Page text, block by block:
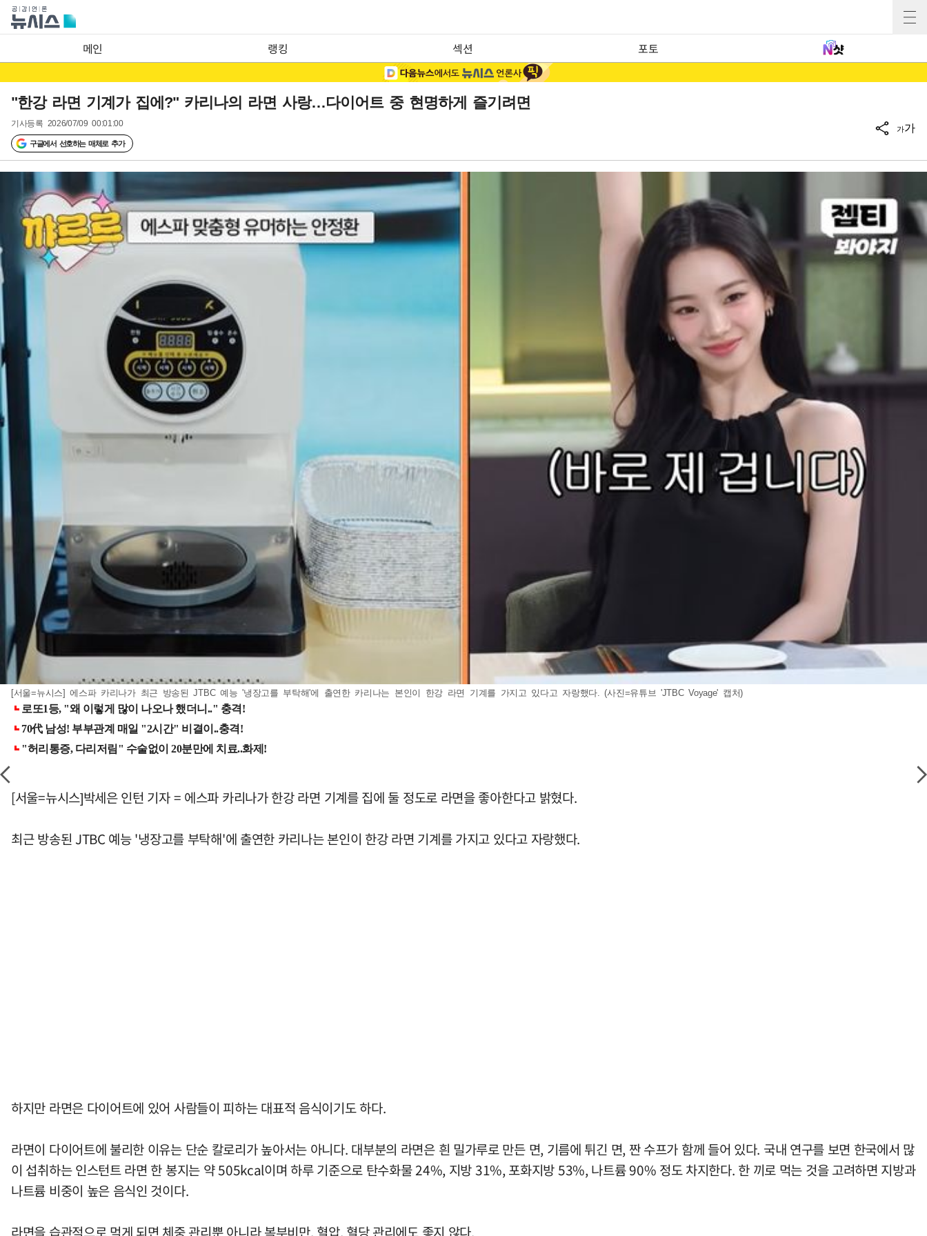
메인 랭킹 섹션 포토
"한강 라면 기계가 집에?" 카리나의 라면 사랑…다이어트 중 현명하게 즐기려면
기사등록 2026/07/09 00:01:00
구글에서 선호하는 매체로 추가
가가
[서울=뉴시스] 에스파 카리나가 최근 방송된 JTBC 예능 '냉장고를 부탁해'에 출연한 카리나는 본인이 한강 라면 기계를 가지고 있다고 자랑했다. (사진=유튜브 'JTBC Voyage' 캡처)
[서울=뉴시스]박세은 인턴 기자 = 에스파 카리나가 한강 라면 기계를 집에 둘 정도로 라면을 좋아한다고 밝혔다.
최근 방송된 JTBC 예능 '냉장고를 부탁해'에 출연한 카리나는 본인이 한강 라면 기계를 가지고 있다고 자랑했다.
하지만 라면은 다이어트에 있어 사람들이 피하는 대표적 음식이기도 하다.
라면이 다이어트에 불리한 이유는 단순 칼로리가 높아서는 아니다. 대부분의 라면은 흰 밀가루로 만든 면, 기름에 튀긴 면, 짠 수프가 함께 들어 있다. 국내 연구를 보면 한국에서 많
이 섭취하는 인스턴트 라면 한 봉지는 약 505kcal이며 하루 기준으로 탄수화물 24%, 지방 31%, 포화지방 53%, 나트륨 90% 정도 차지한다. 한 끼로 먹는 것을 고려하면 지방과
나트륨 비중이 높은 음식인 것이다.
라면을 습관적으로 먹게 되면 체중 관리뿐 아니라 복부비만, 혈압, 혈당 관리에도 좋지 않다.